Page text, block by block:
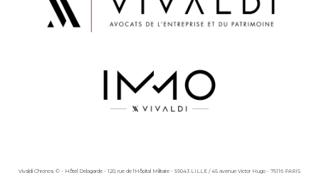
Vivaldi Chronos © - Hôtel Delagarde - 120, rue de l'Hôpital Militaire - 59043 LILLE / 45 avenue Victor Hugo - 75116 PARIS